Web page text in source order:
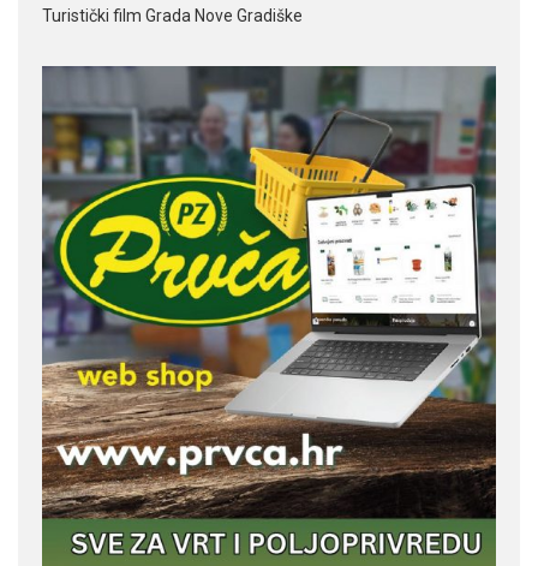
Turistički film Grada Nove Gradiške